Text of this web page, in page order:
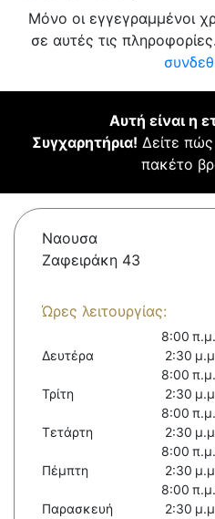
Μόνο οι εγγεγραμμένοι
σε αυτές τις πληροφορίες.
Αυτή είναι η
Συγχαρητήρια! Δείτε
πακέτο
Ναουσα
Ζαφειράκη 43
Ώρες λειτουργίας:
Δευτέρα
8:00
2:30
Τρίτη
8:00
2:30
Τετάρτη
8:00
2:30
Πέμπτη
8:00
2:30
Παρασκευή
8:00
2:30